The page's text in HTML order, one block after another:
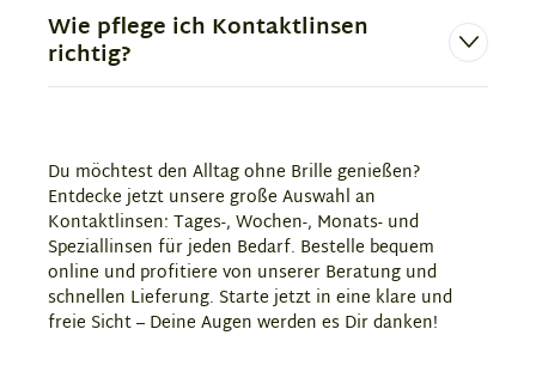
Wie pflege ich Kontaktlinsen
richtig?
Du möchtest den Alltag ohne Brille genießen?
Entdecke jetzt unsere große Auswahl an
Kontaktlinsen: Tages-, Wochen-, Monats- und
Speziallinsen für jeden Bedarf. Bestelle bequem
online und profitiere von unserer Beratung und
schnellen Lieferung. Starte jetzt in eine klare und
freie Sicht – Deine Augen werden es Dir danken!